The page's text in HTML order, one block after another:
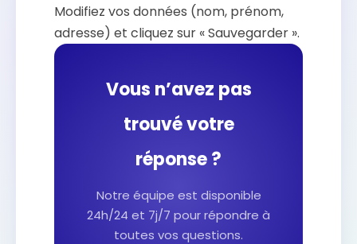
Modifiez vos données (nom, prénom,
adresse) et cliquez sur « Sauvegarder ».
Vous n’avez pas
trouvé votre
réponse ?
Notre équipe est disponible
24h/24 et 7j/7 pour répondre à
toutes vos questions.